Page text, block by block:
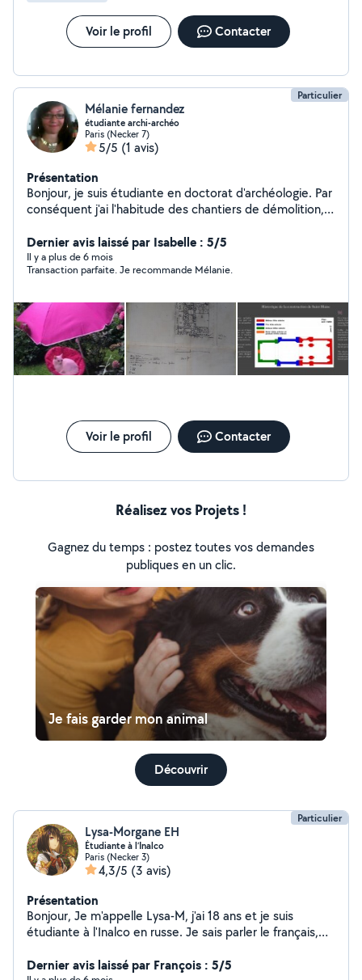
Voir le profil Contacter
Particulier
Mélanie fernandez
étudiante archi-archéo
Paris (Necker 7)
5/5 (1 avis)
Présentation
Bonjour, je suis étudiante en doctorat d'archéologie. Par
conséquent j'ai l'habitude des chantiers de démolition,
désherbage, arrosage, planter...), déménagement,
sortie culturelle... J'aime aussi beaucoup les animaux,
alors je propose mes services de pet sitter depuis 10
Dernier avis laissé par Isabelle : 5/5
Il y a plus de 6 mois
Transaction parfaite. Je recommande Mélanie.
Voir le profil Contacter
Réalisez vos Projets !
Gagnez du temps : postez toutes vos demandes
publiques en un clic.
Je fais garder mon animal
Découvrir
Particulier
Lysa-Morgane EH
Étudiante à l’Inalco
Paris (Necker 3)
4,3/5 (3 avis)
Présentation
Bonjour, Je m'appelle Lysa-M, j'ai 18 ans et je suis
étudiante à l'Inalco en russe. Je sais parler le français,
motivée, dynamique, souriante et j'apprends vite. Merci
Dernier avis laissé par François : 5/5